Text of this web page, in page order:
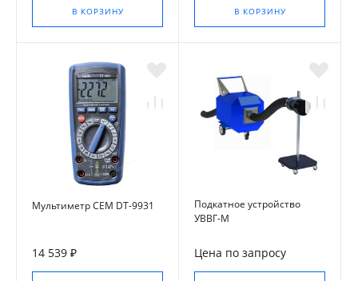
В КОРЗИНУ В КОРЗИНУ
Мультиметр CEM DT-9931
14 539 ₽
Подкатное устройство
УВВГ-М
Цена по запросу